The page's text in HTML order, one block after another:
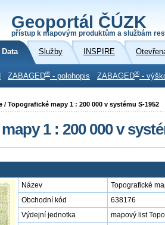
Geoportál ČÚZK
přístup k mapovým produktům a službám
Data Služby INSPIRE
ZABAGED® - polohopis ZABAGED® -
/ Topografické mapy 1 : 200 000 v systému S-1952
1 : 200 000 v
Název
Topografické
Obchodní kód
638176
Výdejní jednotka
mapový list